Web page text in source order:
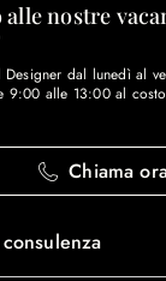
alle nostre
Designer dal lunedì al
9:00 alle 13:00 al
Chiama